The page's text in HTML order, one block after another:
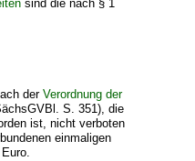
sind die nach § 1
derVerordnung der
S. 351), die
ist, nicht verboten
einmaligen